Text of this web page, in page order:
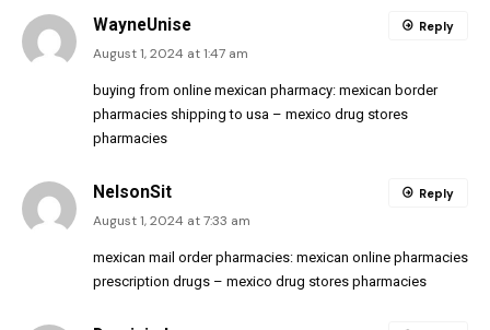
WayneUnise
August 1, 2024 at 1:47 am
buying from online mexican pharmacy: mexican border
pharmacies shipping to usa – mexico drug stores
pharmacies
Reply
NelsonSit
August 1, 2024 at 7:33 am
mexican mail order pharmacies: mexican online pharmacies
prescription drugs – mexico drug stores pharmacies
Reply